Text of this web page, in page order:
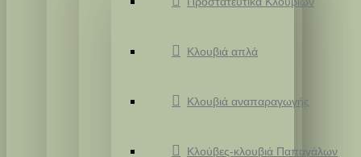
Κλουβιά απλά
Κλουβιά αναπαραγωγής
Κλούβες-κλουβιά Παπαγάλων